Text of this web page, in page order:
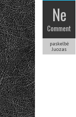
Ne
Comment
paskelbė
Juozas